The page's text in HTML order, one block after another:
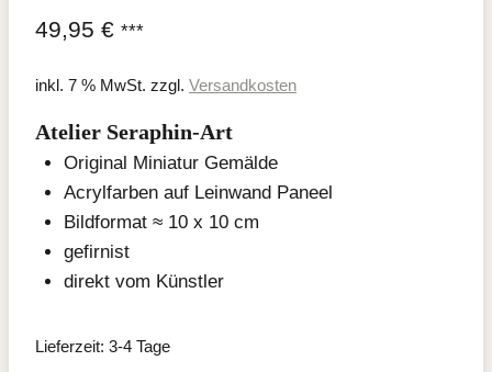
49,95 € ***
inkl. 7 % MwSt. zzgl. Versandkosten
Atelier Seraphin-Art
Original Miniatur Gemälde
Acrylfarben auf Leinwand Paneel
Bildformat ≈ 10 x 10 cm
gefirnist
direkt vom Künstler
Lieferzeit: 3-4 Tage